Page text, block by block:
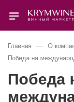
Главная — О
Победа на
Победа